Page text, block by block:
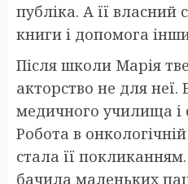
публіка. А її власний
книги і допомога
Після школи Марія
акторство не для неї.
медичного училища і
Робота в
стала її
бачила маленьких